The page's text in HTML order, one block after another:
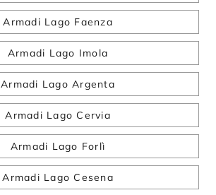
Armadi Lago Faenza
Armadi Lago Imola
Armadi Lago Argenta
Armadi Lago Cervia
Armadi Lago Forlì
Armadi Lago Cesena